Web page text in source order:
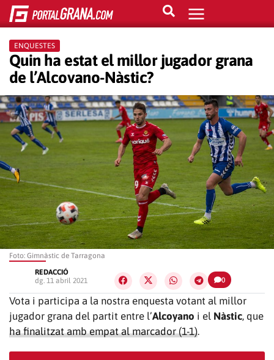
ENQUESTES
Quin ha estat el millor jugador grana
de l’Alcoyano-Nàstic?
Foto: Gimnàstic de Tarragona
REDACCIÓ
dg. 11 abril 2021
0
Vota i participa a la nostra enquesta votant al millor
jugador grana del partit entre l’Alcoyano i el Nàstic, que
ha finalitzat amb empat al marcador (1-1).